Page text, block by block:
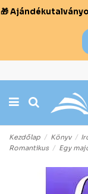
🎁
Kezdőlap Könyv
Romantikus
Egy